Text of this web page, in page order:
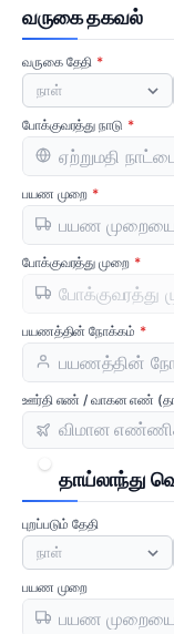
வருகை தகவல்
வருகை தேதி
நாள்
போக்குவரத்து நாடு
பயண முறை
போக்குவரத்து முறை
பயணத்தின் நோக்கம்
ஊர்தி எண் / வாகன எண்
தாய்லாந்து
புறப்படும் தேதி
நாள்
பயண முறை